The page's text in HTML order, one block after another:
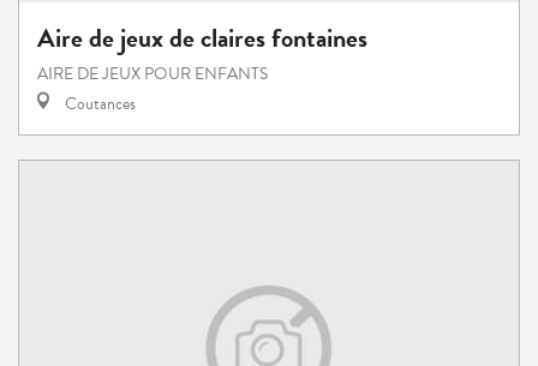
Aire de jeux de claires fontaines
AIRE DE JEUX POUR ENFANTS
Coutances